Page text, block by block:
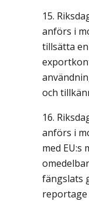
anförs i
tillsätta
och
anförs i
med EU:s
fängslats